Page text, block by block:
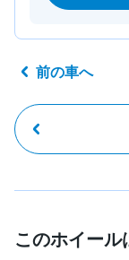
前の車へ
このホイール